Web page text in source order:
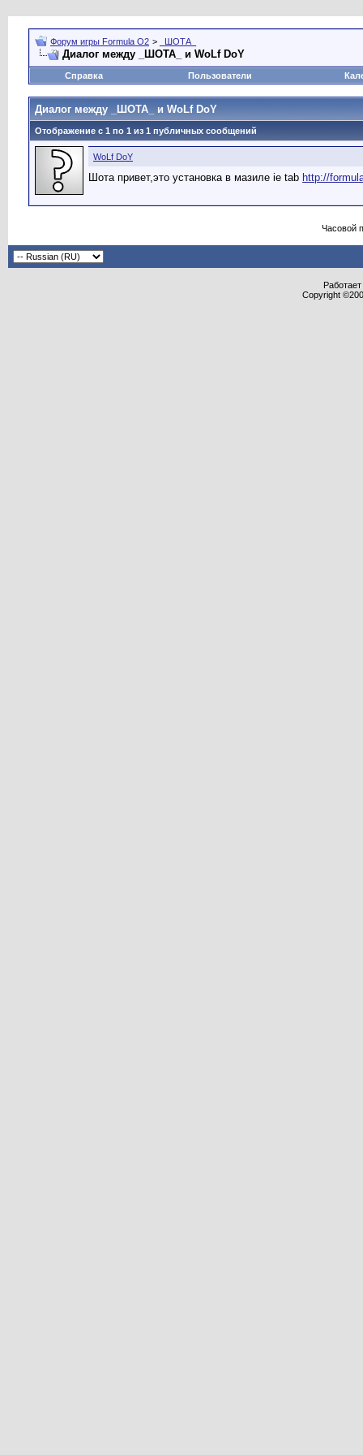
Форум игры Formula O2 > _ШОТА_
Диалог между _ШОТА_ и WoLf DoY
Справка Пользователи
Диалог между _ШОТА_ и WoLf DoY
Отображение с 1 по 1 из 1 публичных сообщений
WoLf DoY
Шота привет,это установка в мазиле ie tab http://
Часовой
Copyright